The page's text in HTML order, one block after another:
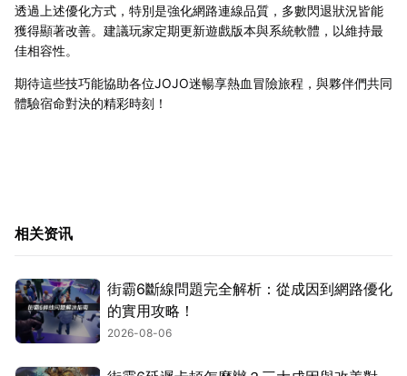
透過上述優化方式，特別是強化網路連線品質，多數閃退狀況皆能
獲得顯著改善。建議玩家定期更新遊戲版本與系統軟體，以維持最
佳相容性。
期待這些技巧能協助各位JOJO迷暢享熱血冒險旅程，與夥伴們共同
體驗宿命對決的精彩時刻！
相关资讯
街霸6斷線問題完全解析：從成因到網路優化
的實用攻略！
2026-08-06